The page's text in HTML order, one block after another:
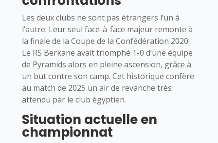
Les deux clubs ne sont pas étrangers l’un à
l’autre. Leur seul face-à-face majeur remonte à
la finale de la Coupe de la Confédération 2020.
Le RS Berkane avait triomphé 1-0 d’une équipe
de Pyramids alors en pleine ascension, grâce à
un but contre son camp. Cet historique confère
au match de 2025 un air de revanche très
attendu par le club égyptien.
Situation actuelle en
championnat